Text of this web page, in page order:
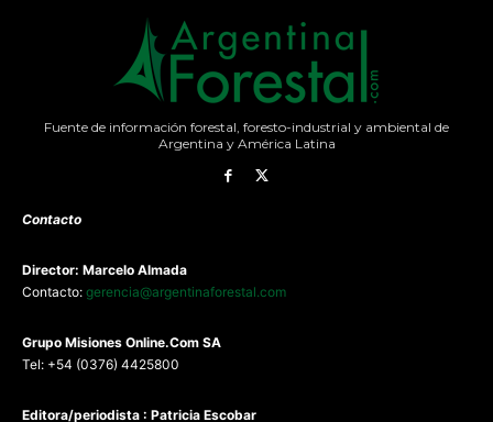
Fuente de información forestal, foresto-industrial y ambiental de
Argentina y América Latina
Contacto
Director: Marcelo Almada
Contacto: gerencia@argentinaforestal.com
Grupo Misiones Online.Com SA
Tel: +54 (0376) 4425800
Editora/periodista : Patricia Escobar